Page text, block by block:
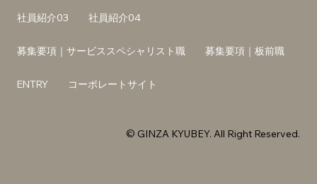
社員紹介03 社員紹介04
募集要項｜サービススペシャリスト職 募集要項｜板前職
ENTRY コーポレートサイト
© GINZA KYUBEY. All Right Reserved.